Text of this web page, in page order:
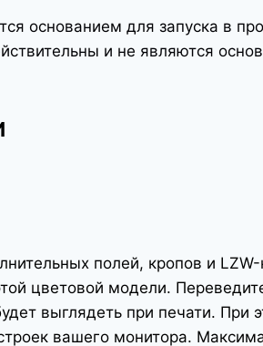
основанием для запуска в
и не являются
полей, кропов и
цветовой модели.
выглядеть при печати. При
вашего монитора.